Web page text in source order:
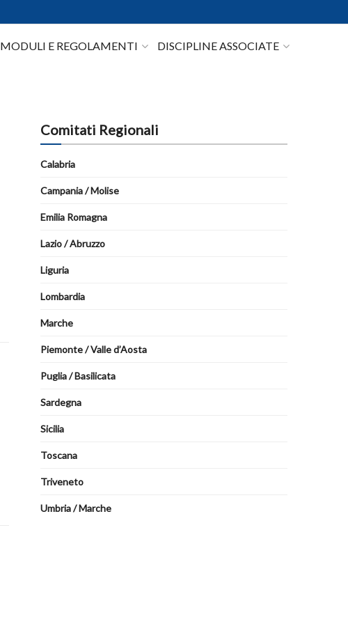
MODULI E REGOLAMENTI DISCIPLINE ASSOCIATE
Comitati Regionali
Calabria
Campania / Molise
Emilia Romagna
Lazio / Abruzzo
Liguria
Lombardia
Marche
Piemonte / Valle d’Aosta
Puglia / Basilicata
Sardegna
Sicilia
Toscana
Triveneto
Umbria / Marche